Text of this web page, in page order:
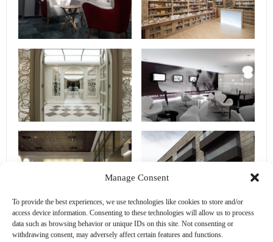
Manage Consent
To provide the best experiences, we use technologies like cookies to store and/or
access device information. Consenting to these technologies will allow us to process
data such as browsing behavior or unique IDs on this site. Not consenting or
withdrawing consent, may adversely affect certain features and functions.